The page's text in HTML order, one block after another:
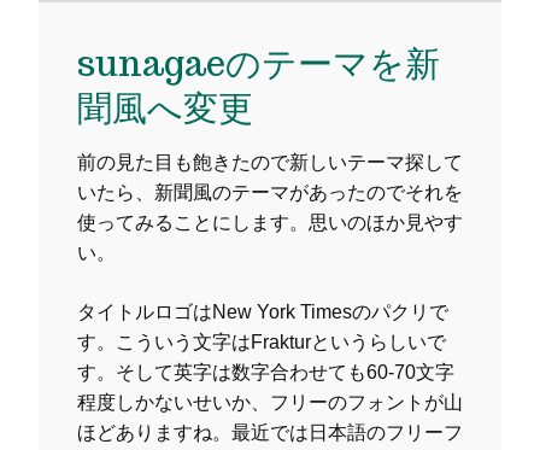
sunagaeのテーマを新
聞風へ変更
前の見た目も飽きたので新しいテーマ探して
いたら、新聞風のテーマがあったのでそれを
使ってみることにします。思いのほか見やす
い。
タイトルロゴはNew York Timesのパクリで
す。こういう文字はFrakturというらしいで
す。そして英字は数字合わせても60-70文字
程度しかないせいか、フリーのフォントが山
ほどありますね。最近では日本語のフリーフ